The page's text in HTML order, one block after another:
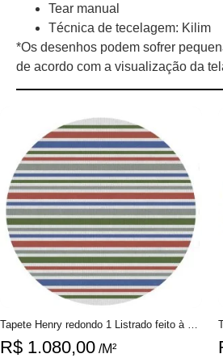
Tear manual
Técnica de tecelagem: Kilim
*Os desenhos podem sofrer
de acordo com a visualização da
R$ 1.080,00 /M²